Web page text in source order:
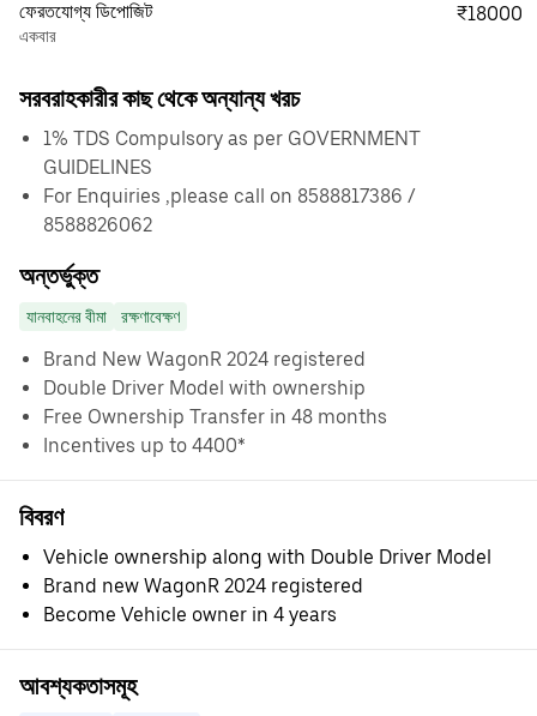
ফেরতযোগ্য ডিপোজিট
একবার
₹18000
সরবরাহকারীর কাছ থেকে অন্যান্য খরচ
1% TDS Compulsory as per GOVERNMENT
GUIDELINES
For Enquiries ,please call on 8588817386 /
8588826062
অন্তর্ভুক্ত
যানবাহনের বীমা রক্ষণাবেক্ষণ
Brand New WagonR 2024 registered
Double Driver Model with ownership
Free Ownership Transfer in 48 months
Incentives up to 4400*
বিবরণ
Vehicle ownership along with Double Driver Model
Brand new WagonR 2024 registered
Become Vehicle owner in 4 years
আবশ্যকতাসমূহ